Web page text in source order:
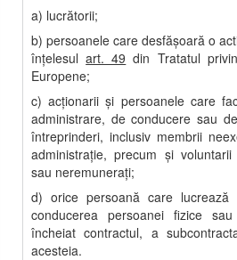
a) lucrătorii;
b) persoanele care desfăşoară o
înţelesulart. 49 din Tratatul
Europene;
c) acţionarii şi persoanele care
administrare, de conducere sau
întreprinderi, inclusiv membrii
administraţie, precum şi
sau neremuneraţi;
d) orice persoană care lucrează
conducerea persoanei fizice
încheiat contractul, a
acesteia.